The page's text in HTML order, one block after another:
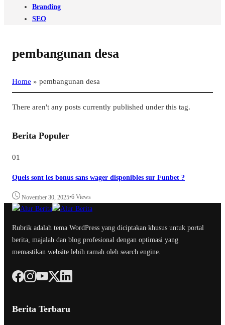
Branding
SEO
pembangunan desa
Home » pembangunan desa
There aren't any posts currently published under this tag.
Berita Populer
01
Quels sont les bonus sans wager disponibles sur Funbet ?
November 30, 2025•6 Views
Rubrik adalah tema WordPress yang diciptakan khusus untuk portal
berita, majalah dan blog profesional dengan optimasi yang
memastikan website lebih ramah oleh search engine.
Berita Terbaru